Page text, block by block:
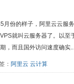
份的样子，阿里云云服
就叫云服务器了。以
，而且国外访问速度确实
： 阿里云 云计算